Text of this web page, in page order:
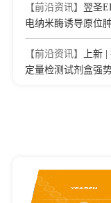
【前沿资讯】 翌圣
电纳米酶诱导原位
【前沿资讯】
上新
定量检测试剂盒强势